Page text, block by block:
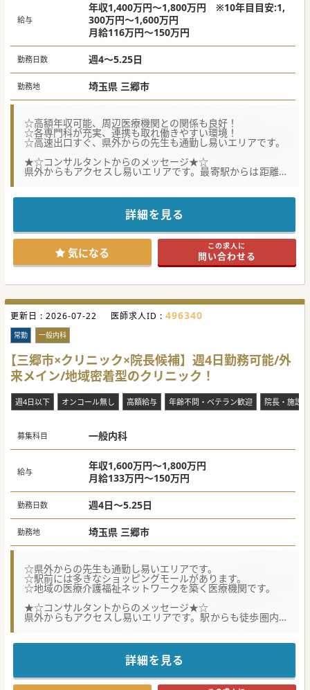
給与
年収1,400万円～1,800万円 ※10年目目安:1,
300万円～1,600万円
月給116万円～150万円
勤務日数 週4～5.25日
勤務地 埼玉県 三郷市
☆高額年収可能、周辺医療機関との関係も良好！
☆各専門科が充実、連携も取れ働きやすい環境！
☆高速出口すぐ、県外からの先生も通勤し易いエリアです。
★☆コンサルタントからのメッセージ★☆
県外からもアクセスし易いエリアです。最寄駅からは距離が
ありますが、
ん車通勤も可能。
外来人数もそれほど多くないので、患者様お一人ずつ丁寧に
スタッフ間のチームワークも非常に良好です。まずはお気軽
にお問合せください。
#秋入職可
詳細を見る
気になる この求人に
問い合わせる
更新日 : 2026-07-22 医師求人ID : 496340
常勤 一般内科
【三郷市×クリニック×院長候補】週4日勤務可能/外
来メイン/地域密着型のクリニック！
週4日以下 オンコール無し 高額給与 年齢不問・ベテラン歓迎 院長・施設
募集科目 一般内科
給与
年収1,600万円～1,800万円
月給133万円～150万円
勤務日数 週4日～5.25日
勤務地 埼玉県 三郷市
☆県外からの先生も通勤し易いエリアです。
☆駅前には多きなショッピングモールがあります。
☆地域の医療介護福祉ネットワークを築く医療機関です。
★☆コンサルタントからのメッセージ★☆
県外からもアクセスし易いエリアです。駅からも徒歩圏内で
通勤は非常に快適です。
もあり帰りにお買い物も可能です。
外来人数もそれほど多くはないので、患者様お一人ずつ丁寧
スタッフ間のチームワークも非常に良好です。まずはお気軽
にお問合せください。
詳細を見る